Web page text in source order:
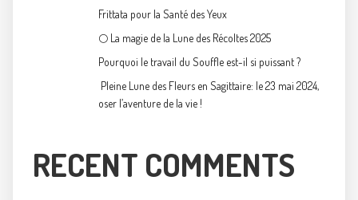
Frittata pour la Santé des Yeux
🌕 La magie de la Lune des Récoltes 2025
Pourquoi le travail du Souffle est-il si puissant ?
Pleine Lune des Fleurs en Sagittaire: le 23 mai 2024,
oser l’aventure de la vie !
RECENT COMMENTS